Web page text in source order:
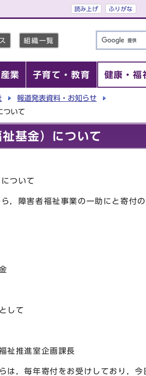
読み上げ ふりがな
組織一覧
業 子育て・教育 健康・福
報道発表資料・お知らせ
ついて
基金）について
ついて
，障害者福祉事業の一助にと寄付
金
して
推進室企画課長
，毎年寄付をお受けしており，今